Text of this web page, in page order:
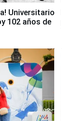
Universitario
102 años de